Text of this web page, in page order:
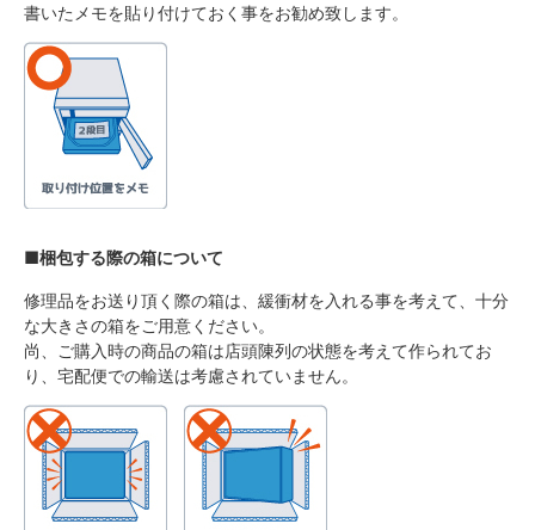
書いたメモを貼り付けておく事をお勧め致します。
■梱包する際の箱について
修理品をお送り頂く際の箱は、緩衝材を入れる事を考えて、十分
な大きさの箱をご用意ください。
尚、ご購入時の商品の箱は店頭陳列の状態を考えて作られてお
り、宅配便での輸送は考慮されていません。